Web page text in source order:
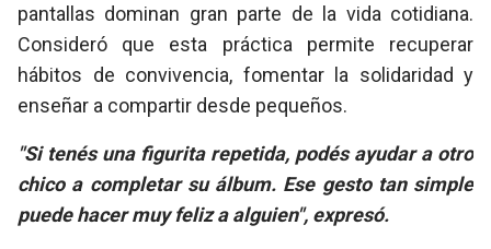
pantallas dominan gran parte de la vida cotidiana.
Consideró que esta práctica permite recuperar
hábitos de convivencia, fomentar la solidaridad y
enseñar a compartir desde pequeños.
"Si tenés una figurita repetida, podés ayudar a otro
chico a completar su álbum. Ese gesto tan simple
puede hacer muy feliz a alguien", expresó.